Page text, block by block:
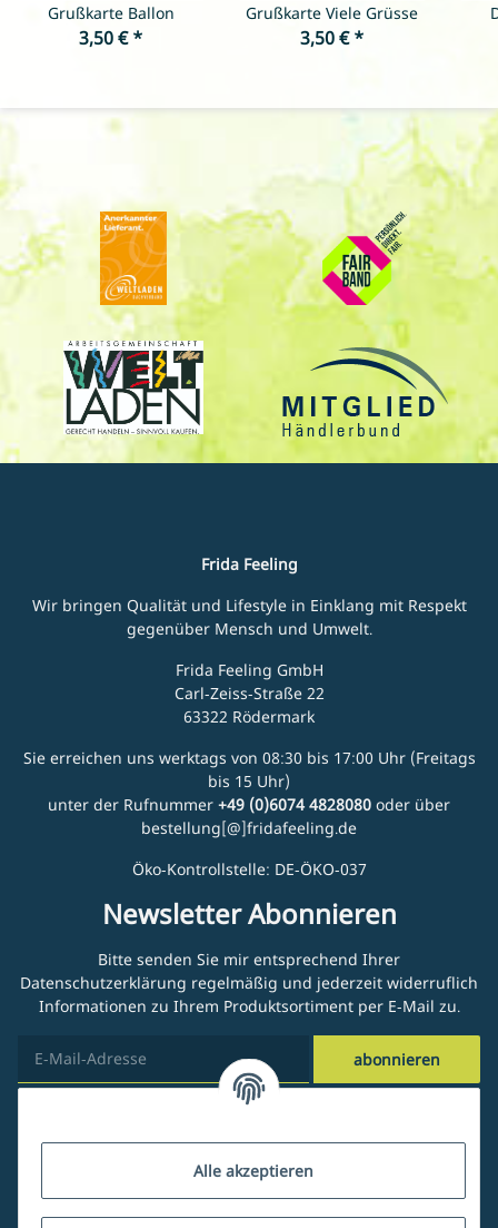
Alle akzeptieren
Grußkarte Ballon
3,50 €*
Grußkarte Viele Grüsse
3,50 €*
Frida Feeling
Wir bringen Qualität und Lifestyle in Einklang mit Respekt
gegenüber Mensch und Umwelt.
Frida Feeling GmbH
Carl-Zeiss-Straße 22
63322 Rödermark
Sie erreichen uns werktags von 08:30 bis 17:00 Uhr (Freitags
bis 15 Uhr)
unter der Rufnummer +49 (0)6074 4828080 oder über
bestellung[@]fridafeeling.de
Öko-Kontrollstelle: DE-ÖKO-037
Newsletter Abonnieren
Bitte senden Sie mir entsprechend Ihrer
Datenschutzerklärung regelmäßig und jederzeit widerruflich
Informationen zu Ihrem Produktsortiment per E-Mail zu.
abonnieren